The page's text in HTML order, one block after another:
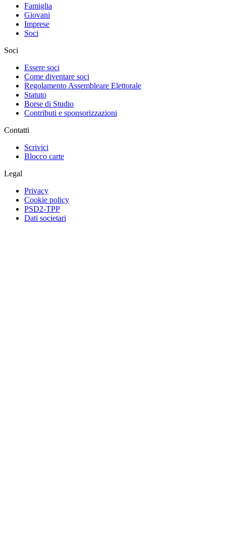
Famiglia
Giovani
Imprese
Soci
Soci
Essere soci
Come diventare soci
Regolamento Assembleare Elettorale
Statuto
Borse di Studio
Contributi e sponsorizzazioni
Contatti
Scrivici
Blocco carte
Legal
Privacy
Cookie policy
PSD2-TPP
Dati societari